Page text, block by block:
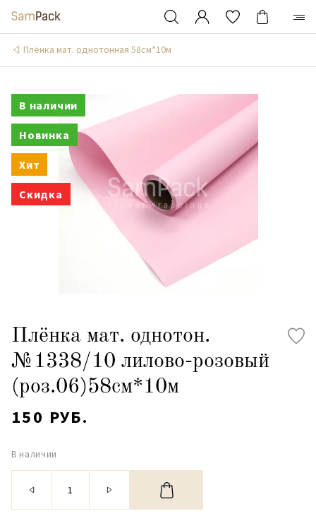
Плёнка мат. однотонная 58см*10м
В наличии
Новинка
Хит
Скидка
Плёнка мат. однотон.
№1338/10 лилово-розовый
(роз.06)58см*10м
150 РУБ.
В наличии